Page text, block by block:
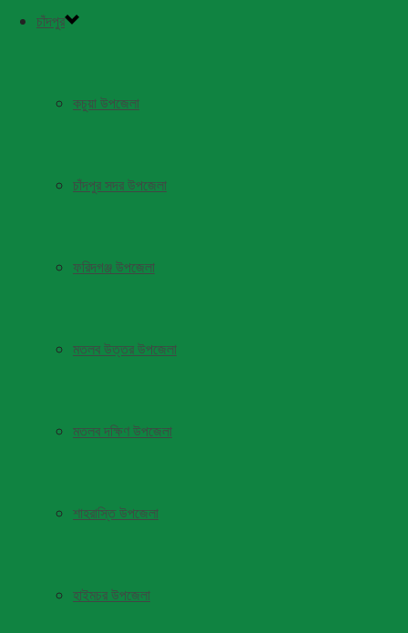
চাঁদপুর
কচুয়া উপজেলা
চাঁদপুর সদর উপজেলা
ফরিদগঞ্জ উপজেলা
মতলব উত্তর উপজেলা
মতলব দক্ষিণ উপজেলা
শাহরাস্তি উপজেলা
হাইমচর উপজেলা